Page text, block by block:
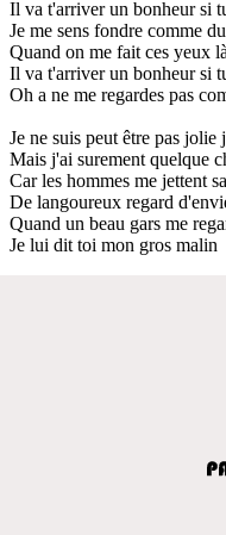
Il va t'arriver un bonheur si
Je me sens fondre comme
Quand on me fait ces yeux là
Il va t'arriver un bonheur si
Oh a ne me regardes pas
Je ne suis peut être pas jolie
Mais j'ai surement quelque
Car les hommes me jettent
De langoureux regard
Quand un beau gars me
Je lui dit toi mon gros malin